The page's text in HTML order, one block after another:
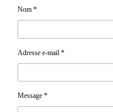
r
Nom *
Adresse e-mail *
Message *